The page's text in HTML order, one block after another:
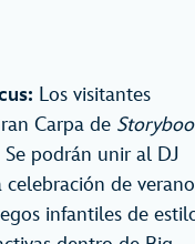
Los visitantes
Carpa de
podrán unir al DJ
de
infantiles de